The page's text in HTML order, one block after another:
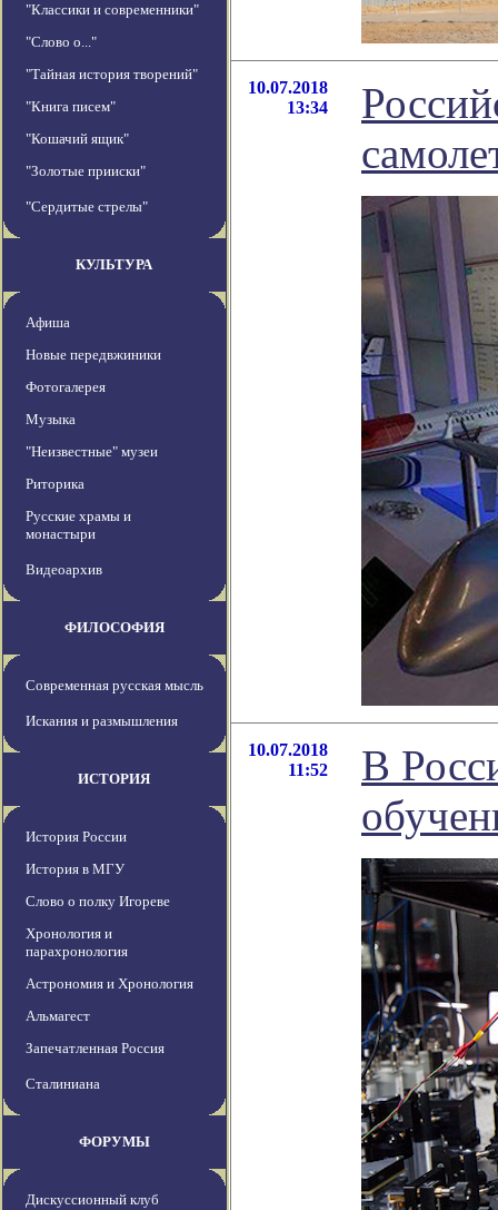
"Классики и современники"
"Слово о..."
"Тайная история творений"
"Книга писем"
"Кошачий ящик"
"Золотые прииски"
"Сердитые стрелы"
КУЛЬТУРА
Афиша
Новые передвжиники
Фотогалерея
Музыка
"Неизвестные" музеи
Риторика
Русские храмы и
монастыри
Видеоархив
ФИЛОСОФИЯ
Современная русская мысль
Искания и размышления
ИСТОРИЯ
История России
История в МГУ
Слово о полку Игореве
Хронология и
парахронология
Астрономия и Хронология
Альмагест
Запечатленная Россия
Сталиниана
ФОРУМЫ
Дискуссионный клуб
10.07.2018
13:34
10.07.2018
11:52
В